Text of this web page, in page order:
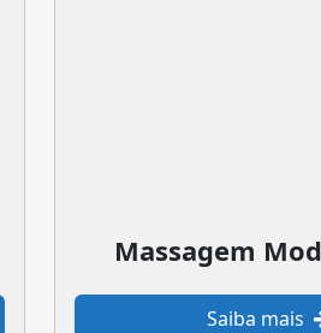
Massagem
Saiba mais